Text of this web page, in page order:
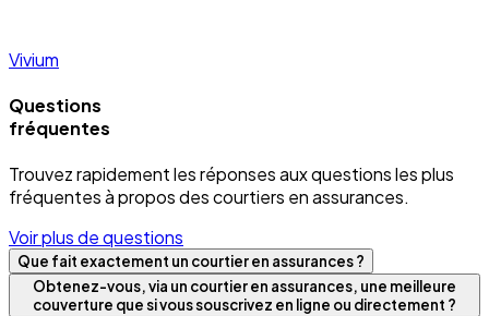
Vivium
Questions
fréquentes
Trouvez rapidement les réponses aux questions les plus
fréquentes à propos des courtiers en assurances.
Voir plus de questions
Que fait exactement un courtier en assurances ?
Obtenez-vous, via un courtier en assurances, une meilleure
couverture que si vous souscrivez en ligne ou directement ?